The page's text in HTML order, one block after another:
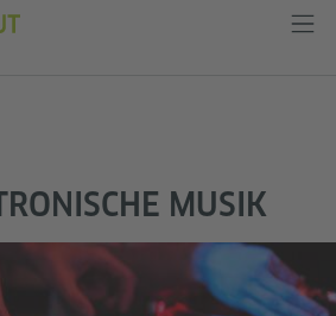
MUSIK